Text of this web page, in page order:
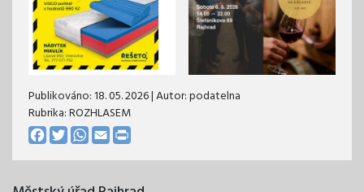
Publikováno:18. 05. 2026| Autor:podatelna
Rubrika: ROZHLASEM
Facebook
TwitterWhatsApp
Email